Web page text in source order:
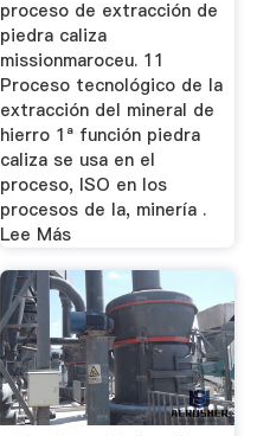
proceso de extracción de
piedra caliza
missionmaroceu. 11
Proceso tecnológico de la
extracción del mineral de
hierro 1ª función piedra
caliza se usa en el
proceso, ISO en los
procesos de la, minería .
Lee Más